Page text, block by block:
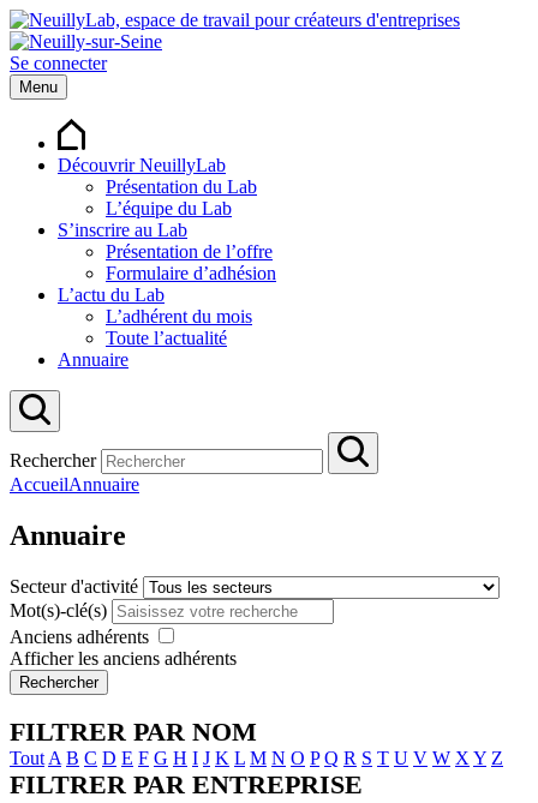
Se connecter
Menu
Découvrir NeuillyLab
Présentation du Lab
L’équipe du Lab
S’inscrire au Lab
Présentation de l’offre
Formulaire d’adhésion
L’actu du Lab
L’adhérent du mois
Toute l’actualité
Annuaire
Rechercher
AccueilAnnuaire
Annuaire
Secteur d'activité
Mot(s)-clé(s)
Anciens adhérents
Afficher les anciens adhérents
Rechercher
FILTRER PAR NOM
Tout A B C D E F G H I J K L M N O P Q R S T U V W X Y Z
FILTRER PAR ENTREPRISE